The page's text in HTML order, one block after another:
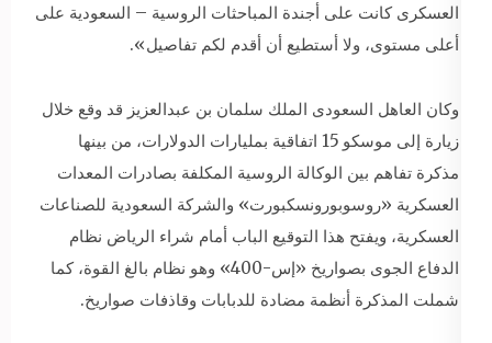
العسكرى كانت على أجندة المباحثات الروسية – السعودية على
أعلى مستوى، ولا أستطيع أن أقدم لكم تفاصيل».
وكان العاهل السعودى الملك سلمان بن عبدالعزيز قد وقع خلال
زيارة إلى موسكو 15 اتفاقية بمليارات الدولارات، من بينها
مذكرة تفاهم بين الوكالة الروسية المكلفة بصادرات المعدات
العسكرية «روسوبورونسكبورت» والشركة السعودية للصناعات
العسكرية، ويفتح هذا التوقيع الباب أمام شراء الرياض نظام
الدفاع الجوى بصواريخ «إس-400» وهو نظام بالغ القوة، كما
شملت المذكرة أنظمة مضادة للدبابات وقاذفات صواريخ.